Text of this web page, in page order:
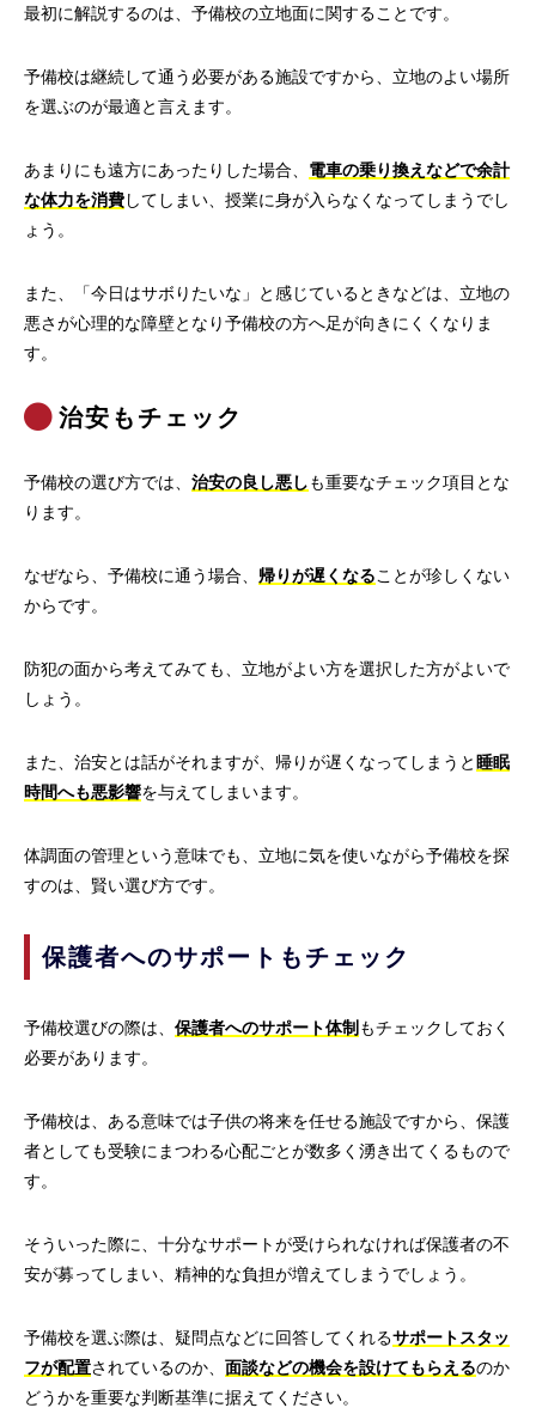
最初に解説するのは、予備校の立地面に関することです。
予備校は継続して通う必要がある施設ですから、立地のよい場所
を選ぶのが最適と言えます。
あまりにも遠方にあったりした場合、 電車の乗り換えなどで余計
な体力を消費してしまい、授業に身が入らなくなってしまうでし
ょう。
また、「今日はサボりたいな」と感じているときなどは、立地の
悪さが心理的な障壁となり予備校の方へ足が向きにくくなりま
す。
治安もチェック
予備校の選び方では、 治安の良し悪しも重要なチェック項目とな
ります。
なぜなら、予備校に通う場合、 帰りが遅くなることが珍しくない
からです。
防犯の面から考えてみても、立地がよい方を選択した方がよいで
しょう。
また、治安とは話がそれますが、帰りが遅くなってしまうと 睡眠
時間へも悪影響を与えてしまいます。
体調面の管理という意味でも、立地に気を使いながら予備校を探
すのは、賢い選び方です。
保護者へのサポートもチェック
予備校選びの際は、 保護者へのサポート体制 もチェックしておく
必要があります。
予備校は、ある意味では子供の将来を任せる施設ですから、保護
者としても受験にまつわる心配ごとが数多く湧き出てくるもので
す。
そういった際に、十分なサポートが受けられなければ保護者の不
安が募ってしまい、精神的な負担が増えてしまうでしょう。
予備校を選ぶ際は、疑問点などに回答してくれるサポートスタッ
フが配置されているのか、 面談などの機会を設けてもらえるのか
どうかを重要な判断基準に据えてください。